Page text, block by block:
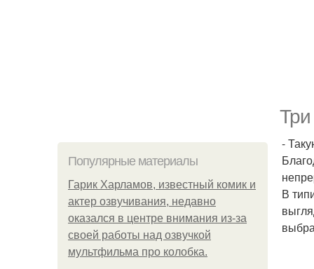
Три
Популярные материалы
Гарик Харламов, известный комик и
актер озвучивания, недавно
оказался в центре внимания из-за
своей работы над озвучкой
мультфильма про колобка.
-
В